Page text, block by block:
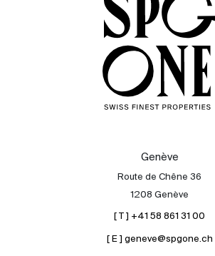
Genève
Route de Chêne 36
1208 Genève
[ T ] +41 58 861 31 00
[ E ] geneve@spgone.ch